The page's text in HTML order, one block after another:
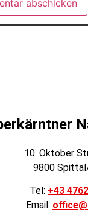
10. Oktober
9800
Tel: +43
Email: